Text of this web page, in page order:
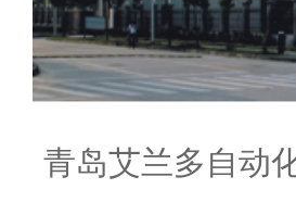
青岛艾兰多自动